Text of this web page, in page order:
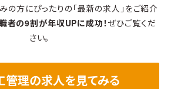
の方にぴったりの「最新の求人」をご紹介
者の9割が年収UPに成功！ぜひご覧くだ
さい。
管理の求人を見てみる